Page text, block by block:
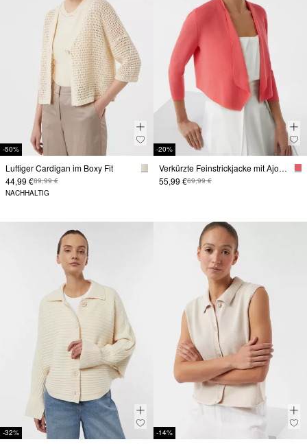
-50%
Luftiger Cardigan im Boxy Fit
44,99 €89,99 €
NACHHALTIG
-20%
Verkürzte Feinstrickjacke mit Ajours-Details am Rücken
55,99 €69,99 €
-32% -14%